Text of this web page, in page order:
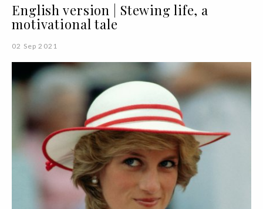
English version | Stewing life, a
motivational tale
02 Sep 2021